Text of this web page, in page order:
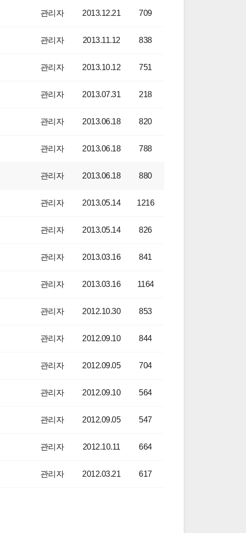
관리자 2013.12.21 709
관리자 2013.11.12 838
관리자 2013.10.12 751
관리자 2013.07.31 218
관리자 2013.06.18 820
관리자 2013.06.18 788
관리자 2013.06.18 880
관리자 2013.05.14 1216
관리자 2013.05.14 826
관리자 2013.03.16 841
관리자 2013.03.16 1164
관리자 2012.10.30 853
관리자 2012.09.10 844
관리자 2012.09.05 704
관리자 2012.09.10 564
관리자 2012.09.05 547
관리자 2012.10.11 664
관리자 2012.03.21 617